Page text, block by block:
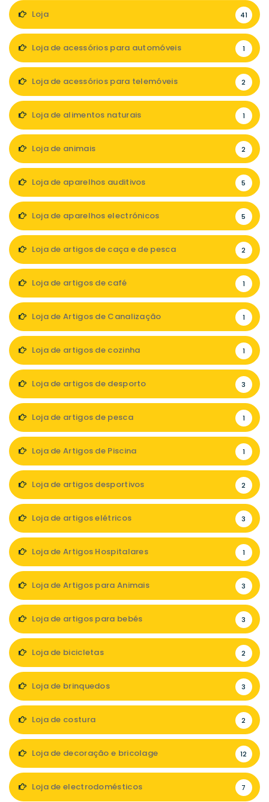
Loja 41
Loja de acessórios para automóveis 1
Loja de acessórios para telemóveis 2
Loja de alimentos naturais 1
Loja de animais 2
Loja de aparelhos auditivos 5
Loja de aparelhos electrónicos 5
Loja de artigos de caça e de pesca 2
Loja de artigos de café 1
Loja de Artigos de Canalização 1
Loja de artigos de cozinha 1
Loja de artigos de desporto 3
Loja de artigos de pesca 1
Loja de Artigos de Piscina 1
Loja de artigos desportivos 2
Loja de artigos elétricos 3
Loja de Artigos Hospitalares 1
Loja de Artigos para Animais 3
Loja de artigos para bebés 3
Loja de bicicletas 2
Loja de brinquedos 3
Loja de costura 2
Loja de decoração e bricolage 12
Loja de electrodomésticos 7